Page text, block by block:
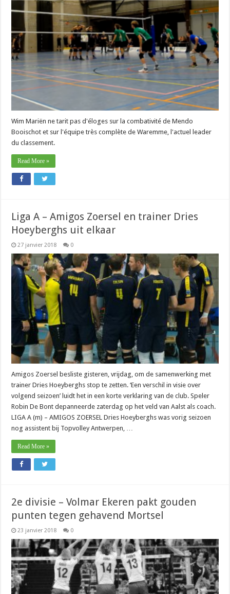
–
Wim
Mariën
(Lint)
:
« Nous
devrons
être
très
bons
pour
battre
Waremme ».
Wim Mariën ne tarit pas d'éloges sur la combativité de Mendo
Booischot et sur l'équipe très complète de Waremme, l'actuel leader
du classement.
Read More »
Liga A – Amigos Zoersel en trainer Dries
Hoeyberghs uit elkaar
27 janvier 2018 0
Amigos Zoersel besliste gisteren, vrijdag, om de samenwerking met
trainer Dries Hoeyberghs stop te zetten. ‘Een verschil in visie over
volgend seizoen’ luidt het in een korte verklaring van de club. Speler
Robin De Bont depanneerde zaterdag op het veld van Aalst als coach.
LIGA A (m) – AMIGOS ZOERSEL Dries Hoeyberghs was vorig seizoen
nog assistent bij Topvolley Antwerpen, …
Read More »
2e divisie – Volmar Ekeren pakt gouden
punten tegen gehavend Mortsel
23 janvier 2018 0